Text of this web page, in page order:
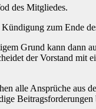
des Mitgliedes.
zum Ende
Grund kann dann
der Vorstand
alle Ansprüche aus